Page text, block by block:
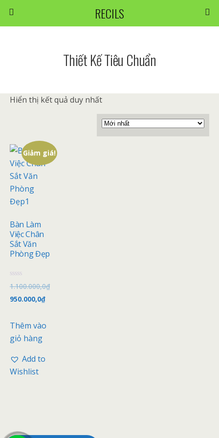
RECILS
Thiết Kế Tiêu Chuẩn
Hiển thị kết quả duy nhất
Giảm giá!
Bàn Làm
Việc Chân
Sắt Văn
Phòng Đẹp
Đ
ư
ợ
c
p
h
n
5
a
1.100.000,0₫
950.000,0₫
Thêm vào
giỏ hàng
Add to
Wishlist